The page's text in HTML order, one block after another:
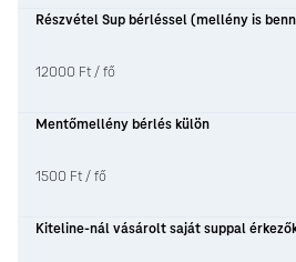
Részvétel Sup bérléssel (mellény is
12000 Ft / fő
Mentőmellény bérlés külön
1500 Ft / fő
Kiteline-nál vásárolt saját suppal